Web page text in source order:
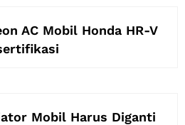
AC Mobil Honda HR-V
Mobil Harus Diganti